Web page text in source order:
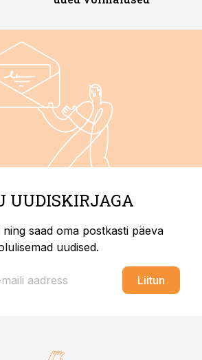
UUDISKIRJAGA
ning saad oma postkasti päeva
uudised.
Liitun